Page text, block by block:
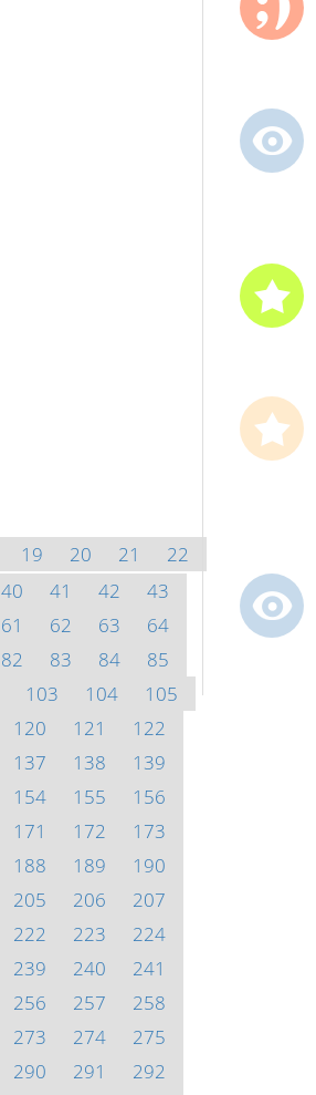
19 20 21
22
40 41 42
43
61 62 63
64
82 83 84
85
103 104
105
120 121
122
137 138
139
154 155
156
171 172
173
188 189
190
205 206
207
222 223
224
239 240
241
256 257
258
273 274
275
290 291
292